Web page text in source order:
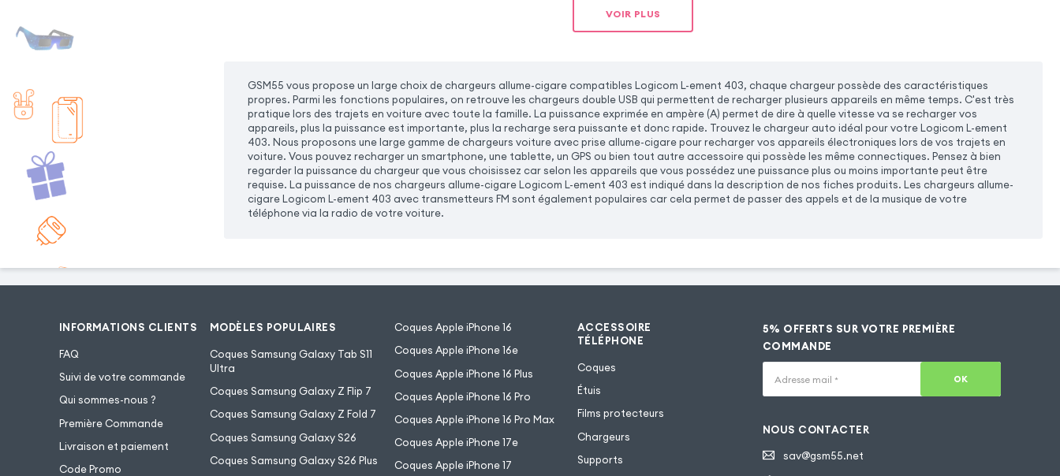
VOIR PLUS
GSM55 vous propose un large choix de chargeurs allume-cigare compatibles Logicom L-ement 403, chaque chargeur possède des caractéristiques
propres. Parmi les fonctions populaires, on retrouve les chargeurs double USB qui permettent de recharger plusieurs appareils en même temps. C'est très
pratique lors des trajets en voiture avec toute la famille. La puissance exprimée en ampère (A) permet de dire à quelle vitesse va se recharger vos
appareils, plus la puissance est importante, plus la recharge sera puissante et donc rapide. Trouvez le chargeur auto idéal pour votre Logicom L-ement
403. Nous proposons une large gamme de chargeurs voiture avec prise allume-cigare pour recharger vos appareils électroniques lors de vos trajets en
voiture. Vous pouvez recharger un smartphone, une tablette, un GPS ou bien tout autre accessoire qui possède les même connectiques. Pensez à bien
regarder la puissance du chargeur que vous choisissez car selon les appareils que vous possédez une puissance plus ou moins importante peut être
requise. La puissance de nos chargeurs allume-cigare Logicom L-ement 403 est indiqué dans la description de nos fiches produits. Les chargeurs allume-
cigare Logicom L-ement 403 avec transmetteurs FM sont également populaires car cela permet de passer des appels et de la musique de votre
téléphone via la radio de votre voiture.
INFORMATIONS CLIENTS
FAQ
Suivi de votre commande
Qui sommes-nous ?
Première Commande
Livraison et paiement
Code Promo
MODÈLES POPULAIRES
Coques Samsung Galaxy Tab S11
Ultra
Coques Samsung Galaxy Z Flip 7
Coques Samsung Galaxy Z Fold 7
Coques Samsung Galaxy S26
Coques Samsung Galaxy S26 Plus
Coques Apple iPhone 16
Coques Apple iPhone 16e
Coques Apple iPhone 16 Plus
Coques Apple iPhone 16 Pro
Coques Apple iPhone 16 Pro Max
Coques Apple iPhone 17e
Coques Apple iPhone 17
ACCESSOIRE
TÉLÉPHONE
Coques
Étuis
Films protecteurs
Chargeurs
Supports
5% OFFERTS SUR VOTRE PREMIÈRE
COMMANDE
Adresse mail * OK
NOUS CONTACTER
sav@gsm55.net